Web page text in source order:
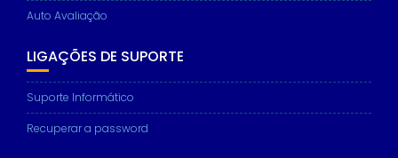
Auto Avaliação
LIGAÇÕES DE SUPORTE
Suporte Informático
Recuperar a password